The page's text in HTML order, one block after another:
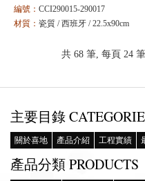
編號： CCI290015-290017
材質： 瓷質 / 西班牙 / 22.5x90cm
共 68 筆, 每頁 24
主要目錄
關於喜地 產品介紹 工程實績
產品分類 PRODUCTS